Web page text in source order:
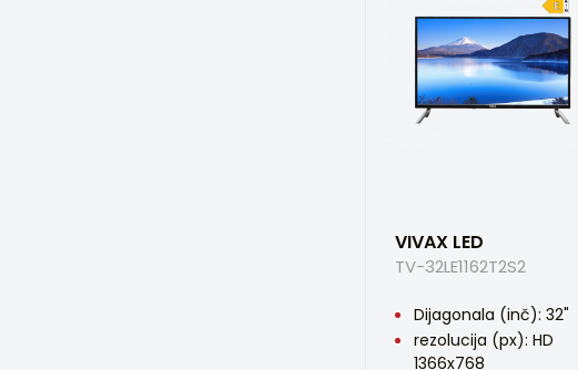
VIVAX LED
TV-32LE1162T2S2
Dijagonala (inč): 32"
rezolucija (px): HD
1366x768